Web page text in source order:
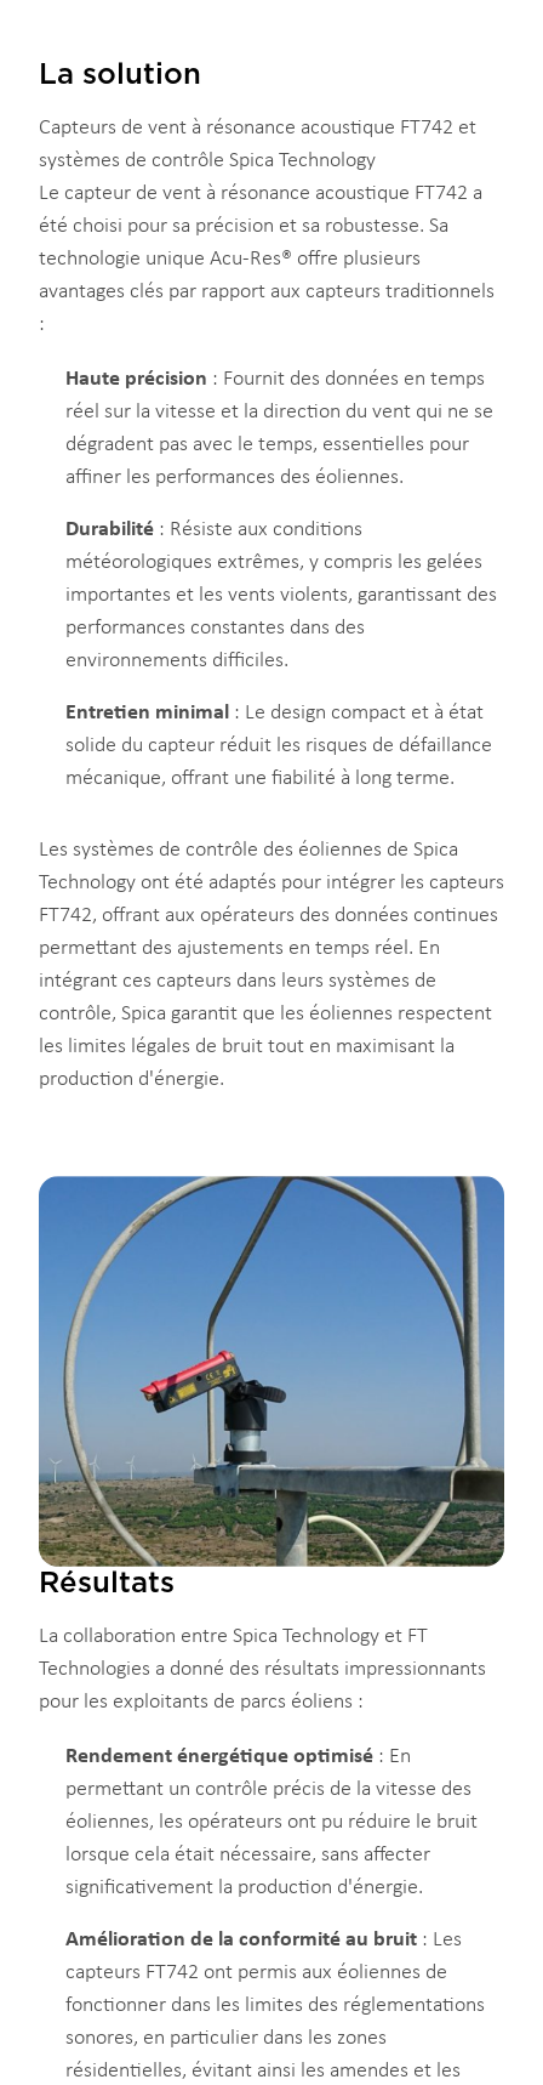
La solution
Capteurs de vent à résonance acoustique FT742 et
systèmes de contrôle Spica Technology
Le capteur de vent à résonance acoustique FT742 a
été choisi pour sa précision et sa robustesse. Sa
technologie unique Acu-Res® offre plusieurs
avantages clés par rapport aux capteurs traditionnels
:
Haute précision : Fournit des données en temps
réel sur la vitesse et la direction du vent qui ne se
dégradent pas avec le temps, essentielles pour
affiner les performances des éoliennes.
Durabilité : Résiste aux conditions
météorologiques extrêmes, y compris les gelées
importantes et les vents violents, garantissant des
performances constantes dans des
environnements difficiles.
Entretien minimal : Le design compact et à état
solide du capteur réduit les risques de défaillance
mécanique, offrant une fiabilité à long terme.
Les systèmes de contrôle des éoliennes de Spica
Technology ont été adaptés pour intégrer les capteurs
FT742, offrant aux opérateurs des données continues
permettant des ajustements en temps réel. En
intégrant ces capteurs dans leurs systèmes de
contrôle, Spica garantit que les éoliennes respectent
les limites légales de bruit tout en maximisant la
production d'énergie.
Résultats
La collaboration entre Spica Technology et FT
Technologies a donné des résultats impressionnants
pour les exploitants de parcs éoliens :
Rendement énergétique optimisé : En
permettant un contrôle précis de la vitesse des
éoliennes, les opérateurs ont pu réduire le bruit
lorsque cela était nécessaire, sans affecter
significativement la production d'énergie.
Amélioration de la conformité au bruit : Les
capteurs FT742 ont permis aux éoliennes de
fonctionner dans les limites des réglementations
sonores, en particulier dans les zones
résidentielles, évitant ainsi les amendes et les